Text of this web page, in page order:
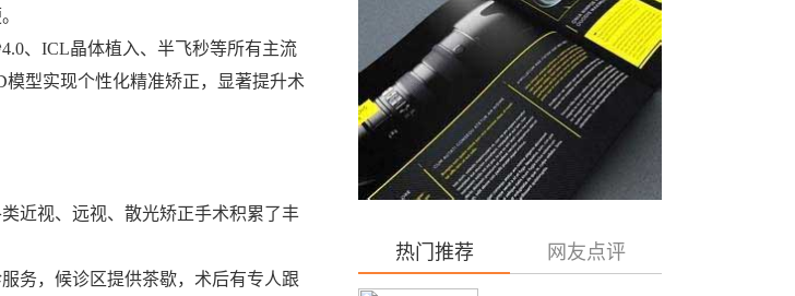
、ICL晶体植入、半飞秒等所有主流
型实现个性化精准矫正，显著提升术
近视、远视、散光矫正手术积累了丰
务，候诊区提供茶歇，术后有专人跟
热门推荐 网友点评